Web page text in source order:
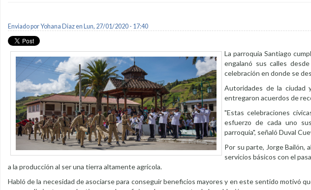
Enviado porYohana Diazen Lun, 27/01/2020 - 17:40
La parroquia Santiago
engalanó sus calles
celebración en donde se
Autoridades de la ciudad
entregaron acuerdos de
"Estas celebraciones
esfuerzo de cada uno
parroquia", señaló Duval
Por su parte, Jorge Bailón,
servicios básicos con el
a la producción al ser una tierra altamente agrícola.
Habló de la necesidad de asociarse para conseguir beneficios mayores y en este sentido motivó